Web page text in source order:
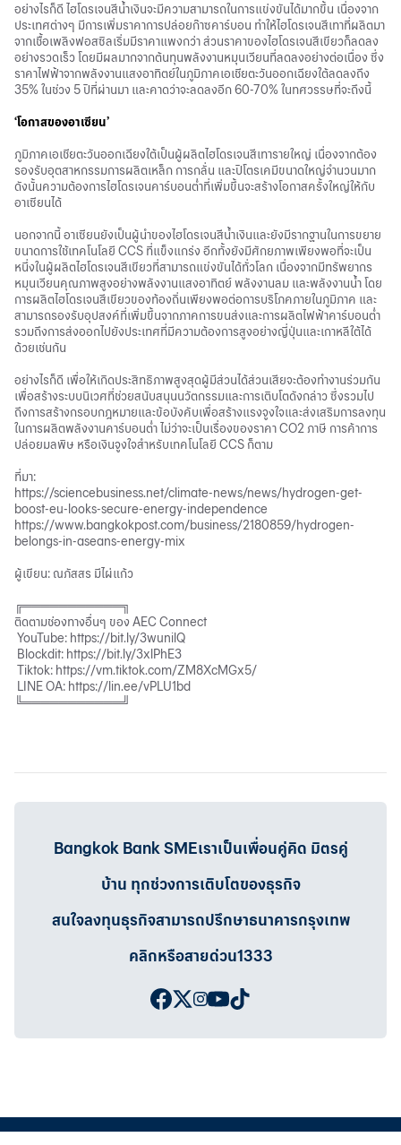
อย่างไรก็ดี ไฮโดรเจนสีน้ำเงินจะมีความสามารถในการแข่งขันได้มากขึ้น เนื่องจาก
ประเทศต่างๆ มีการเพิ่มราคาการปล่อยก๊าซคาร์บอน ทำให้ไฮโดรเจนสีเทาที่ผลิตมา
จากเชื้อเพลิงฟอสซิลเริ่มมีราคาแพงกว่า ส่วนราคาของไฮโดรเจนสีเขียวก็ลดลง
อย่างรวดเร็ว โดยมีผลมากจากต้นทุนพลังงานหมุนเวียนที่ลดลงอย่างต่อเนื่อง ซึ่ง
ราคาไฟฟ้าจากพลังงานแสงอาทิตย์ในภูมิภาคเอเชียตะวันออกเฉียงใต้ลดลงถึง
35% ในช่วง 5 ปีที่ผ่านมา และคาดว่าจะลดลงอีก 60-70% ในทศวรรษที่จะถึงนี้
‘โอกาสของอาเซียน’
ภูมิภาคเอเชียตะวันออกเฉียงใต้เป็นผู้ผลิตไฮโดรเจนสีเทารายใหญ่ เนื่องจากต้อง
รองรับอุตสาหกรรมการผลิตเหล็ก การกลั่น และปิโตรเคมีขนาดใหญ่จำนวนมาก
ดังนั้นความต้องการไฮโดรเจนคาร์บอนต่ำที่เพิ่มขึ้นจะสร้างโอกาสครั้งใหญ่ให้กับ
อาเซียนได้
นอกจากนี้ อาเซียนยังเป็นผู้นำของไฮโดรเจนสีน้ำเงินและยังมีรากฐานในการขยาย
ขนาดการใช้เทคโนโลยี CCS ที่แข็งแกร่ง อีกทั้งยังมีศักยภาพเพียงพอที่จะเป็น
หนึ่งในผู้ผลิตไฮโดรเจนสีเขียวที่สามารถแข่งขันได้ทั่วโลก เนื่องจากมีทรัพยากร
หมุนเวียนคุณภาพสูงอย่างพลังงานแสงอาทิตย์ พลังงานลม และพลังงานน้ำ โดย
การผลิตไฮโดรเจนสีเขียวของท้องถิ่นเพียงพอต่อการบริโภคภายในภูมิภาค และ
สามารถรองรับอุปสงค์ที่เพิ่มขึ้นจากภาคการขนส่งและการผลิตไฟฟ้าคาร์บอนต่ำ
รวมถึงการส่งออกไปยังประเทศที่มีความต้องการสูงอย่างญี่ปุ่นและเกาหลีใต้ได้
ด้วยเช่นกัน
อย่างไรก็ดี เพื่อให้เกิดประสิทธิภาพสูงสุดผู้มีส่วนได้ส่วนเสียจะต้องทำงานร่วมกัน
เพื่อสร้างระบบนิเวศที่ช่วยสนับสนุนนวัตกรรมและการเติบโตดังกล่าว ซึ่งรวมไป
ถึงการสร้างกรอบกฎหมายและข้อบังคับเพื่อสร้างแรงจูงใจและส่งเสริมการลงทุน
ในการผลิตพลังงานคาร์บอนต่ำ ไม่ว่าจะเป็นเรื่องของราคา CO2 ภาษี การค้าการ
ปล่อยมลพิษ หรือเงินจูงใจสำหรับเทคโนโลยี CCS ก็ตาม
ที่มา:
https://sciencebusiness.net/climate-news/news/hydrogen-get-
boost-eu-looks-secure-energy-independence
https://www.bangkokpost.com/business/2180859/hydrogen-
belongs-in-aseans-energy-mix
ผู้เขียน: ณภัสสร มีไผ่แก้ว
╔═══════════╗
ติดตามช่องทางอื่นๆ ของ AEC Connect
YouTube: https://bit.ly/3wunilQ
Blockdit: https://bit.ly/3xlPhE3
Tiktok: https://vm.tiktok.com/ZM8XcMGx5/
LINE OA: https://lin.ee/vPLU1bd
╚═══════════╝
Bangkok Bank SMEเราเป็นเพื่อนคู่คิด มิตรคู่
บ้าน ทุกช่วงการเติบโตของธุรกิจ
สนใจลงทุนธุรกิจสามารถปรึกษาธนาคารกรุงเทพ
คลิกหรือสายด่วน1333